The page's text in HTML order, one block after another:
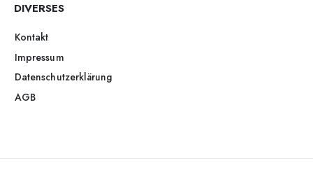
DIVERSES
Kontakt
Impressum
Datenschutzerklärung
AGB